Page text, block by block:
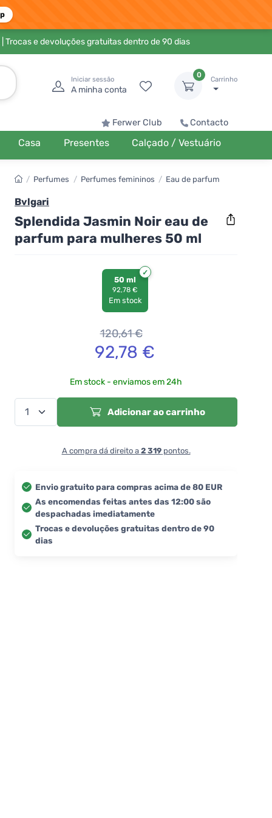
| Trocas e devoluções gratuitas dentro de 90 dias
Iniciar sessão
A minha conta
0
Carrinho
Ferwer Club Contacto
Casa Presentes Calçado / Vestuário
/ Perfumes / Perfumes femininos / Eau de parfum
Bvlgari
Splendida Jasmin Noir eau de
parfum para mulheres 50 ml
50 ml
92,78 €
Em stock
120,61€
92,78 €
Em stock - enviamos em 24h
Adicionar ao carrinho
A compra dá direito a 2 319pontos.
Envio gratuito para compras acima de 80 EUR
As encomendas feitas antes das 12:00 são
despachadas imediatamente
Trocas e devoluções gratuitas dentro de 90
dias